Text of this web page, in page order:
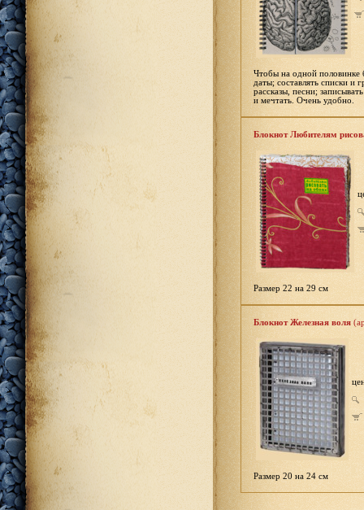
Чтобы на одной половинке
даты; составлять списки и
рассказы, песни;
и мечтать. Очень удобно.
Блокнот Любителям
Размер 22 на 29 см
Блокнот Железная воля
Размер 20 на 24 см